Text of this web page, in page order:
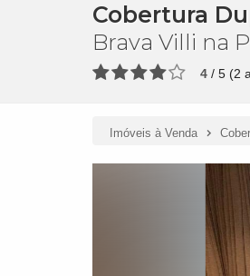
Cobertura
Brava Villi na
4 / 5 (2
Imóveis à Venda